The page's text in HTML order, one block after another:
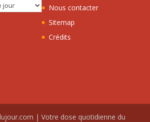
Nous contacter
Sitemap
Crédits
| Votre dose quotidienne du